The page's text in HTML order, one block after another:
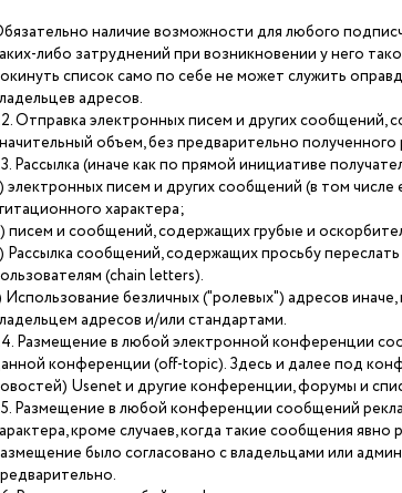
наличие возможности для любого
либо затруднений при возникновении у него
список само по себе не может служить
адресов.
Отправка электронных писем и других
объем, без предварительно полученного
Рассылка (иначе как по прямой инициативе
электронных писем и других сообщений (в том
характера;
писем и сообщений, содержащих грубые и
Рассылка сообщений, содержащих просьбу
(chain letters).
Использование безличных ("ролевых") адресов
адресов и/или стандартами.
Размещение в любой электронной конференции
конференции (off-topic). Здесь и далее под
Usenet и другие конференции, форумы и
Размещение в любой конференции сообщений
кроме случаев, когда такие сообщения
было согласовано с владельцами или